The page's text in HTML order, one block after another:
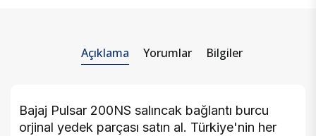
Açıklama Yorumlar Bilgiler
Bajaj Pulsar 200NS salıncak bağlantı burcu
orjinal yedek parçası satın al. Türkiye'nin her